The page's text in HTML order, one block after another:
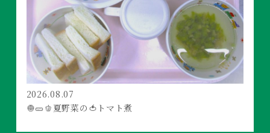
2026.08.07
🧅🥒🫑夏野菜の🍅トマト煮